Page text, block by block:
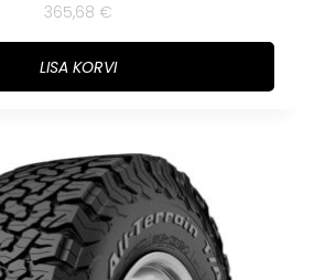
365,68 €
LISA KORVI